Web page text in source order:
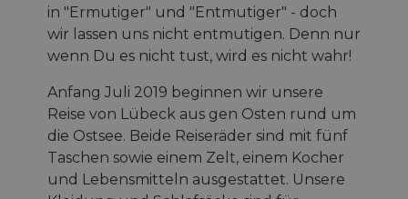
in "Ermutiger" und "Entmutiger" - doch
wir lassen uns nicht entmutigen. Denn nur
wenn Du es nicht tust, wird es nicht wahr!
Anfang Juli 2019 beginnen wir unsere
Reise von Lübeck aus gen Osten rund um
die Ostsee. Beide Reiseräder sind mit fünf
Taschen sowie einem Zelt, einem Kocher
und Lebensmitteln ausgestattet. Unsere